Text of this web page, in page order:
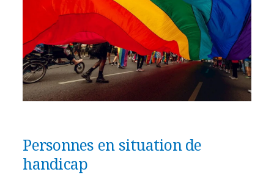
Personnes en situation de
handicap